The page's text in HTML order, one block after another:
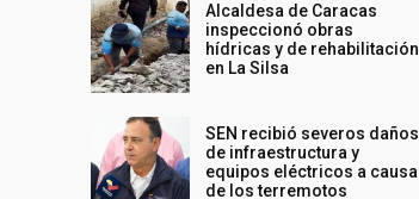
Alcaldesa de Caracas
inspeccionó obras
hídricas y de rehabilitación
en La Silsa
SEN recibió severos daños
de infraestructura y
equipos eléctricos a causa
de los terremotos